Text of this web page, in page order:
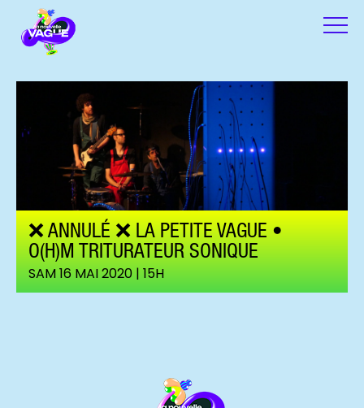
❌ ANNULÉ ❌ LA PETITE VAGUE •
O(H)M TRITURATEUR SONIQUE
SAM 16 MAI 2020 | 15H